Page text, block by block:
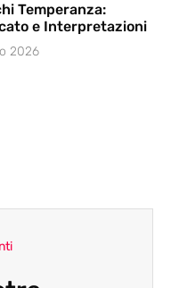
Temperanza:
e Interpretazioni
2026